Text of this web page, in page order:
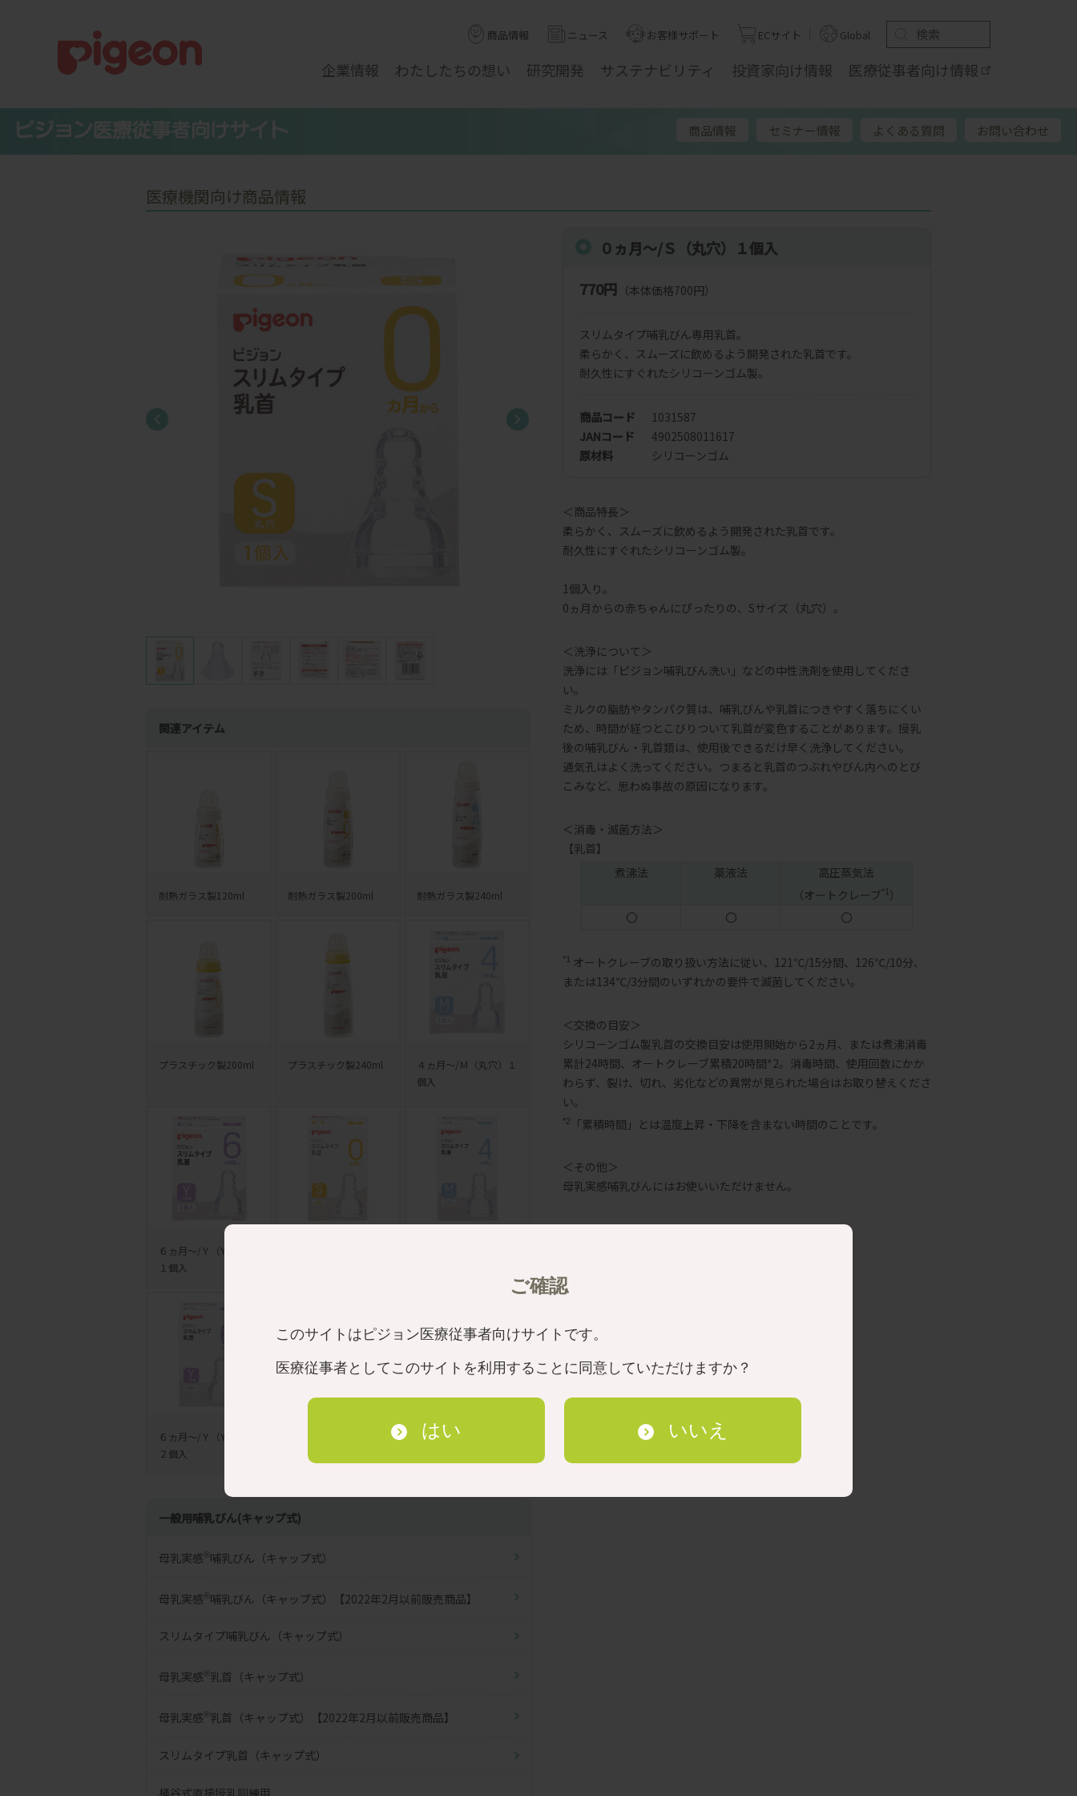
企業情報 わたしたちの想い 研究開発 サステナビリティ 投資家向け情報 医療従事者向け情報
商品情報 ニュース お客様サポート ECサイト Global
商品情報 セミナー情報 よくある質問 お問い合わせ
医療機関向け商品情報
０ヵ月～/Ｓ（丸穴）１個入
770円 （本体価格700円）
スリムタイプ哺乳びん専用乳首。
柔らかく、スムーズに飲めるよう開発された乳首です。
耐久性にすぐれたシリコーンゴム製。
商品コード
1031587
JANコード
4902508011617
原材料
シリコーンゴム
＜商品特長＞
柔らかく、スムーズに飲めるよう開発された乳首です。
耐久性にすぐれたシリコーンゴム製。
1個入り。
0ヵ月からの赤ちゃんにぴったりの、Sサイズ（丸穴）。
＜洗浄について＞
洗浄には「ピジョン哺乳びん洗い」などの中性洗剤を使用してくださ
い。
ミルクの脂肪やタンパク質は、哺乳びんや乳首につきやすく落ちにくい
ため、時間が経つとこびりついて乳首が変色することがあります。授乳
後の哺乳びん・乳首類は、使用後できるだけ早く洗浄してください。
通気孔はよく洗ってください。つまると乳首のつぶれやびん内へのとび
こみなど、思わぬ事故の原因になります。
＜消毒・滅菌方法＞
【乳首】
煮沸法
薬液法
高圧蒸気法
（オートクレーブ *1 ）
〇
〇 〇
*1 オートクレーブの取り扱い方法に従い、121℃/15分間、126℃/10分、
または134℃/3分間のいずれかの要件で滅菌してください。
＜交換の目安＞
シリコーンゴム製乳首の交換目安は使用開始から2ヵ月、または煮沸消毒
累計24時間、オートクレーブ累積20時間*2。消毒時間、使用回数にかか
わらず、裂け、切れ、劣化などの異常が見られた場合はお取り替えくださ
い。
*2 「累積時間」とは温度上昇・下降を含まない時間のことです。
＜その他＞
母乳実感哺乳びんにはお使いいただけません。
関連アイテム
耐熱ガラス製120ml 耐熱ガラス製200ml 耐熱ガラス製240ml
プラスチック製200ml プラスチック製240ml
４ヵ月～/Ｍ（丸穴）１
個入
６ヵ月～/Ｙ（Y字形）
１個入
６ヵ月～/Ｙ（Y字形）
２個入
一般用哺乳びん(キャップ式)
母乳実感 ® 哺乳びん（キャップ式）
母乳実感 ® 哺乳びん（キャップ式）【2022年2月以前販売商品】
スリムタイプ哺乳びん（キャップ式）
母乳実感 ® 乳首（キャップ式）
母乳実感 ® 乳首（キャップ式）【2022年2月以前販売商品】
スリムタイプ乳首（キャップ式）
桶谷式直接授乳訓練用
ご確認
このサイトはピジョン医療従事者向けサイトです。
医療従事者としてこのサイトを利用することに同意していただけますか？
はい いいえ